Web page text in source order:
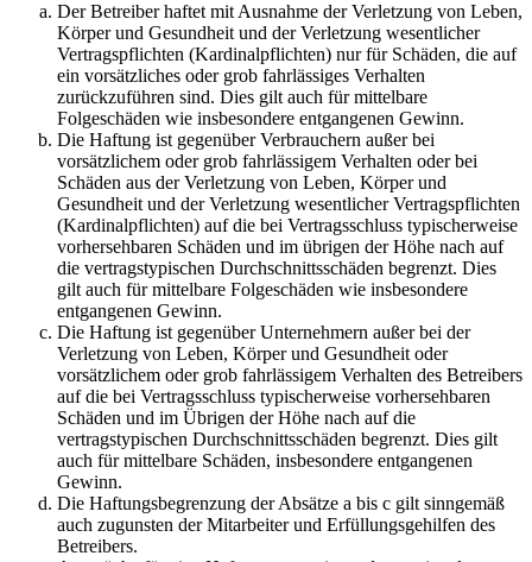
Der Betreiber haftet mit Ausnahme der Verletzung von Leben,
Körper und Gesundheit und der Verletzung wesentlicher
Vertragspflichten (Kardinalpflichten) nur für Schäden, die auf
ein vorsätzliches oder grob fahrlässiges Verhalten
zurückzuführen sind. Dies gilt auch für mittelbare
Folgeschäden wie insbesondere entgangenen Gewinn.
Die Haftung ist gegenüber Verbrauchern außer bei
vorsätzlichem oder grob fahrlässigem Verhalten oder bei
Schäden aus der Verletzung von Leben, Körper und
Gesundheit und der Verletzung wesentlicher Vertragspflichten
(Kardinalpflichten) auf die bei Vertragsschluss typischerweise
vorhersehbaren Schäden und im übrigen der Höhe nach auf
die vertragstypischen Durchschnittsschäden begrenzt. Dies
gilt auch für mittelbare Folgeschäden wie insbesondere
entgangenen Gewinn.
Die Haftung ist gegenüber Unternehmern außer bei der
Verletzung von Leben, Körper und Gesundheit oder
vorsätzlichem oder grob fahrlässigem Verhalten des Betreibers
auf die bei Vertragsschluss typischerweise vorhersehbaren
Schäden und im Übrigen der Höhe nach auf die
vertragstypischen Durchschnittsschäden begrenzt. Dies gilt
auch für mittelbare Schäden, insbesondere entgangenen
Gewinn.
Die Haftungsbegrenzung der Absätze a bis c gilt sinngemäß
auch zugunsten der Mitarbeiter und Erfüllungsgehilfen des
Betreibers.